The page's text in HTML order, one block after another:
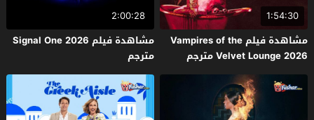
1:54:30
مشاهدة فيلم Vampires of the
Velvet Lounge 2026 مترجم
2:00:28
مشاهدة فيلم Signal One 2026
مترجم